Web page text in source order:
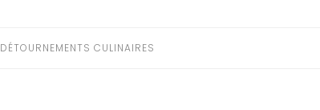
DÉTOURNEMENTS CULINAIRES